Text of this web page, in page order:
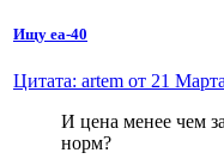
Ищу еа-40
Цитата: artem от 21
И цена менее чем
норм?